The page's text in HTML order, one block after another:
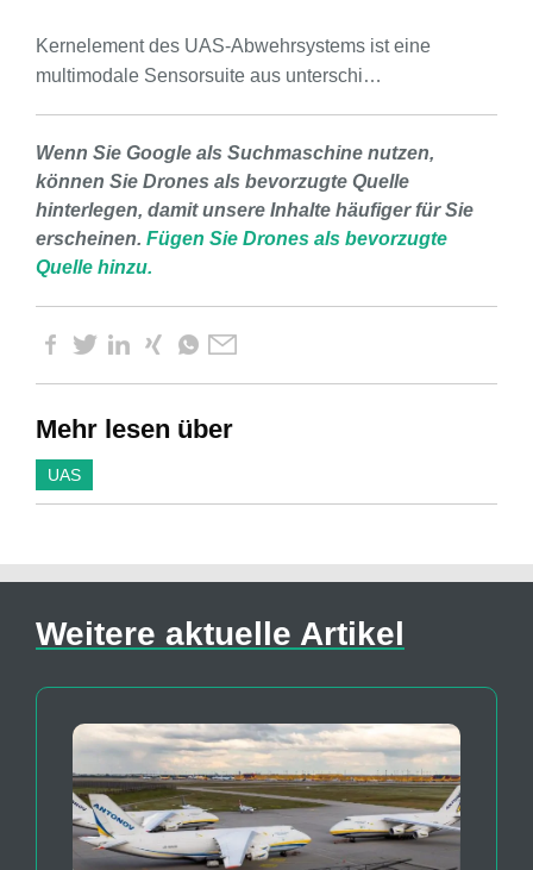
Kernelement des UAS-Abwehrsystems ist eine
multimodale Sensorsuite aus unterschi…
Wenn Sie Google als Suchmaschine nutzen,
können Sie Drones als bevorzugte Quelle
hinterlegen, damit unsere Inhalte häufiger für Sie
erscheinen. Fügen Sie Drones als bevorzugte
Quelle hinzu.
Mehr lesen über
UAS
Weitere aktuelle Artikel